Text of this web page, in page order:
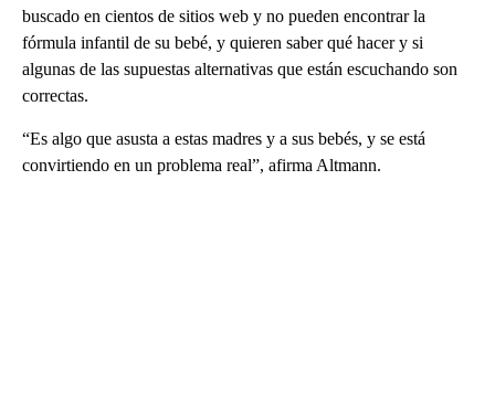
buscado en cientos de sitios web y no pueden encontrar la
fórmula infantil de su bebé, y quieren saber qué hacer y si
algunas de las supuestas alternativas que están escuchando son
correctas.
“Es algo que asusta a estas madres y a sus bebés, y se está
convirtiendo en un problema real”, afirma Altmann.